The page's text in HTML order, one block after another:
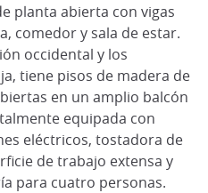
planta abierta con vigas
comedor y sala de estar.
occidental y los
tiene pisos de madera de
en un amplio balcón
equipada con
eléctricos, tostadora de
de trabajo extensa y
para cuatro personas.